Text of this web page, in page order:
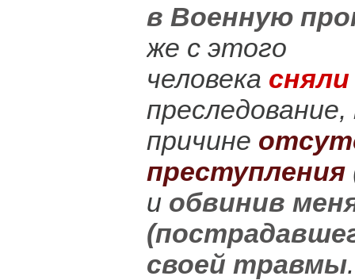
в Военную
же с этого
человека сняли
преследование,
причине
преступления
и обвинив
своей травмы.